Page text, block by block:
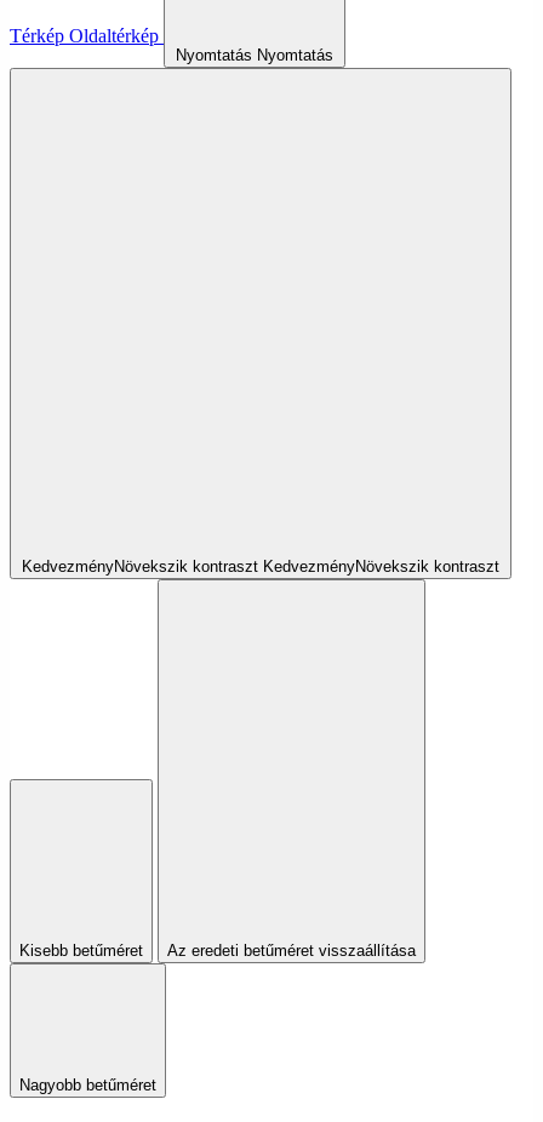
Térkép Oldaltérkép
Nyomtatás Nyomtatás
KedvezményNövekszik kontraszt KedvezményNövekszik kontraszt
Kisebb betűméret Az eredeti betűméret visszaállítása
Nagyobb betűméret